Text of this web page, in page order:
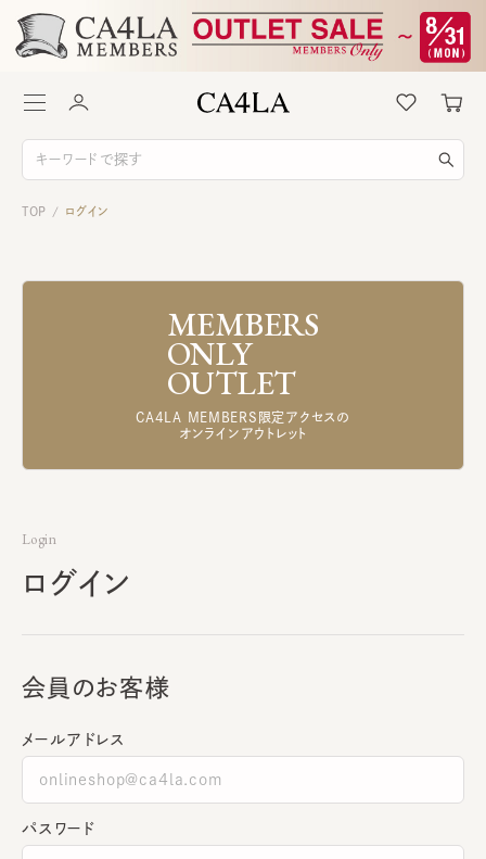
TOP / ログイン
MEMBERS
ONLY
OUTLET
CA4LA MEMBERS限定アクセスの
オンラインアウトレット
Login
ログイン
会員のお客様
メールアドレス
パスワード